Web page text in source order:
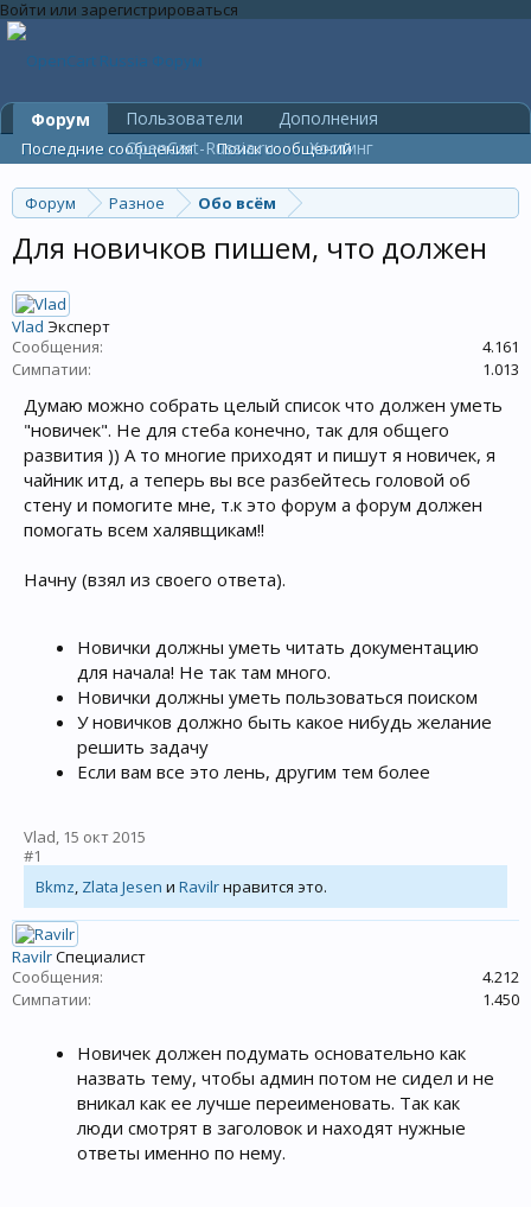
Войти или зарегистрироваться
Форум Разное Обо всём
Для новичков пишем, что должен
Vlad Эксперт
Сообщения:
4.161
Симпатии:
1.013
Думаю можно собрать целый список что должен уметь
"новичек". Не для стеба конечно, так для общего
развития )) А то многие приходят и пишут я новичек, я
чайник итд, а теперь вы все разбейтесь головой об
стену и помогите мне, т.к это форум а форум должен
помогать всем халявщикам!!
Начну (взял из своего ответа).
Новички должны уметь читать документацию
для начала! Не так там много.
Новички должны уметь пользоваться поиском
У новичков должно быть какое нибудь желание
решить задачу
Если вам все это лень, другим тем более
Vlad, 15 окт 2015
#1
Bkmz, Zlata Jesen и Ravilrнравится это.
RavilrСпециалист
Сообщения:
4.212
Симпатии:
1.450
Новичек должен подумать основательно как
назвать тему, чтобы админ потом не сидел и не
вникал как ее лучше переименовать. Так как
люди смотрят в заголовок и находят нужные
ответы именно по нему.
Форум
Последние сообщения Поиск сообщений
Пользователи
Дополнения
OpenCart-Russia.ru
Хостинг